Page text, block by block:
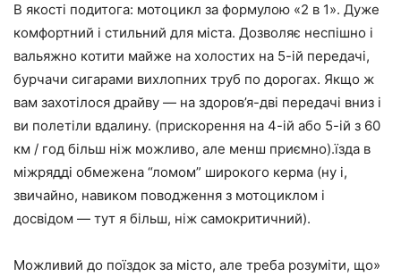
В якості подитога: мотоцикл за формулою «2 в 1». Дуже
комфортний і стильний для міста. Дозволяє неспішно і
вальяжно котити майже на холостих на 5-ій передачі,
бурчачи сигарами вихлопних труб по дорогах. Якщо ж
вам захотілося драйву — на здоров’я-дві передачі вниз і
ви полетіли вдалину. (прискорення на 4-ій або 5-ій з 60
км / год більш ніж можливо, але менш приємно).їзда в
міжрядді обмежена “ломом” широкого керма (ну і,
звичайно, навиком поводження з мотоциклом і
досвідом — тут я більш, ніж самокритичний).
Можливий до поїздок за місто, але треба розуміти, що»